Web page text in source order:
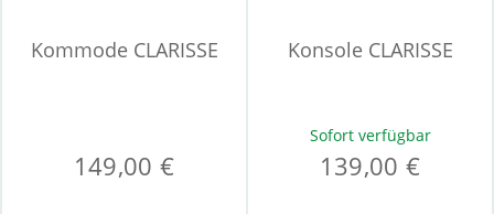
Kommode CLARISSE
149,00 €
Konsole CLARISSE
Sofort verfügbar
139,00 €